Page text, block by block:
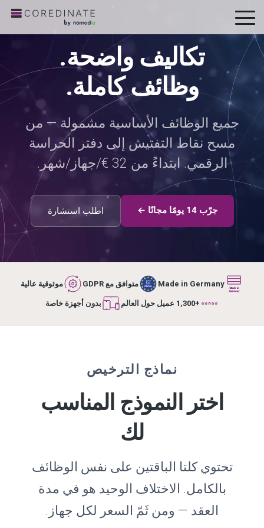
تكاليف واضحة.
وظائف كاملة.
جميع الوظائف الأساسية مشمولة — من
مسح نقاط التفتيش إلى دفتر الحراسة
الرقمي. ابتداءً من 32 €/جهاز/شهر.
جرّب 14 يومًا مجانًا ← اطلب استشارة
Made in Germany متوافق مع GDPR موثوقية عالية
+1,300 عميل حول العالم بدون أجهزة خاصة
نماذج الترخيص
اختر النموذج المناسب
لك
تحتوي كلتا الباقتين على نفس الوظائف
بالكامل. الاختلاف الوحيد هو في مدة
العقد — ومن ثَمّ السعر لكل جهاز.